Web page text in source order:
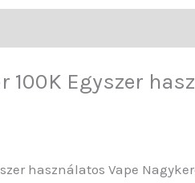
100K Egyszer
használatos Vape